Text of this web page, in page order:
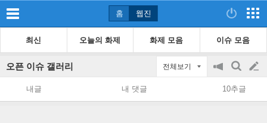
홈 웹진
최신 오늘의 화제 화제 모음 이슈 모음
오픈 이슈 갤러리 전체보기
공
지
on/off
검
색
글
쓰
내글 내 댓글 10추글